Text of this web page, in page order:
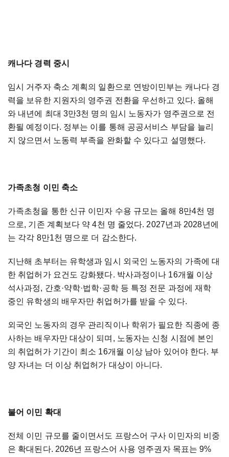
캐나다 경력 중시
임시 거주자 축소 계획의 일환으로 연방이민부는 캐나다 경
력을 보유한 지원자의 영주권 전환을 우선하고 있다. 올해
와 내년에 최대 3만3천 명의 임시 노동자가 영주권으로 전
환될 예정이다. 정부는 이를 통해 공공서비스 부담을 늘리
지 않으면서 노동력 부족을 완화할 수 있다고 설명했다.
가족초청 이민 축소
가족초청을 통한 신규 이민자 수용 규모는 올해 8만4천 명
으로, 기존 계획보다 약 4천 명 줄었다. 2027년과 2028년에
는 각각 8만1천 명으로 더 감소한다.
지난해 초부터는 유학생과 임시 외국인 노동자의 가족에 대
한 취업허가 요건도 강화됐다. 박사과정이나 16개월 이상
석사과정, 간호·약학·법학·공학 등 특정 전문 과정에 재학
중인 유학생의 배우자만 취업허가를 받을 수 있다.
외국인 노동자의 경우 관리직이나 학위가 필요한 직종에 종
사하는 배우자만 대상이 되며, 노동자는 신청 시점에 본인
의 취업허가 기간이 최소 16개월 이상 남아 있어야 한다. 부
양 자녀는 더 이상 취업허가 대상이 아니다.
불어 이민 확대
전체 이민 규모를 줄이면서도 프랑스어 구사 이민자의 비중
은 확대된다. 2026년 프랑스어 사용 영주권자 목표는 9%